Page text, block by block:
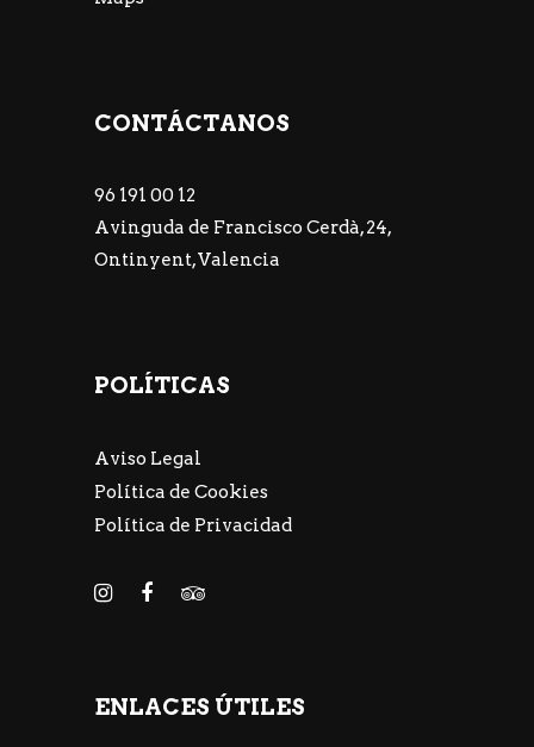
CONTÁCTANOS
96 191 00 12
Avinguda de Francisco Cerdà, 24,
Ontinyent, Valencia
POLÍTICAS
Aviso Legal
Política de Cookies
Política de Privacidad
ENLACES ÚTILES